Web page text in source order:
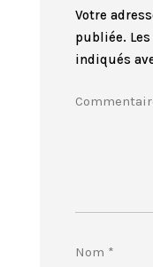
Votre
publiée.
indiqués